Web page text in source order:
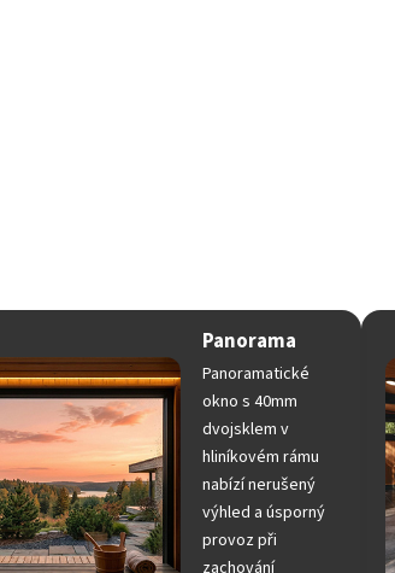
Panorama
Panoramatické
okno s 40mm
dvojsklem v
hliníkovém rámu
nabízí nerušený
výhled a úsporný
provoz při
zachování